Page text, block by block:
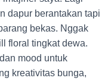
dapur berantakan tapi
bekas. Nggak
floral tingkat dewa.
mood untuk
kreativitas bunga,